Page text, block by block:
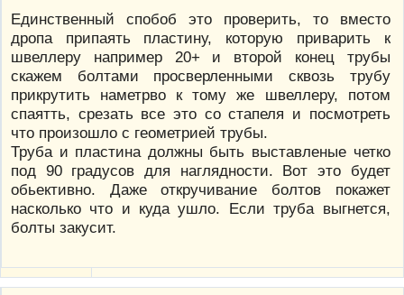
Единственный спобоб это проверить, то вместо
дропа припаять пластину, которую приварить к
швеллеру например 20+ и второй конец трубы
скажем болтами просверленными сквозь трубу
прикрутить наметрво к тому же швеллеру, потом
спаятть, срезать все это со стапеля и посмотреть
что произошло с геометрией трубы.
Труба и пластина должны быть выставленые четко
под 90 градусов для наглядности. Вот это будет
обьективно. Даже откручивание болтов покажет
насколько что и куда ушло. Если труба выгнется,
болты закусит.